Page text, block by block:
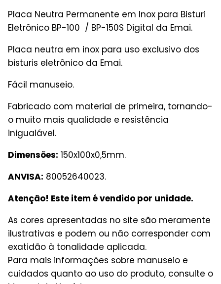
Placa Neutra Permanente em Inox para Bisturi
Eletrônico BP-100 / BP-150S Digital da Emai.
Placa neutra em inox para uso exclusivo dos
bisturis eletrônico da Emai.
Fácil manuseio.
Fabricado com material de primeira, tornando-
o muito mais qualidade e resistência
inigualável.
Dimensões: 150x100x0,5mm.
ANVISA: 80052640023.
Atenção! Este item é vendido por unidade.
As cores apresentadas no site são meramente
ilustrativas e podem ou não corresponder com
exatidão à tonalidade aplicada.
Para mais informações sobre manuseio e
cuidados quanto ao uso do produto, consulte o